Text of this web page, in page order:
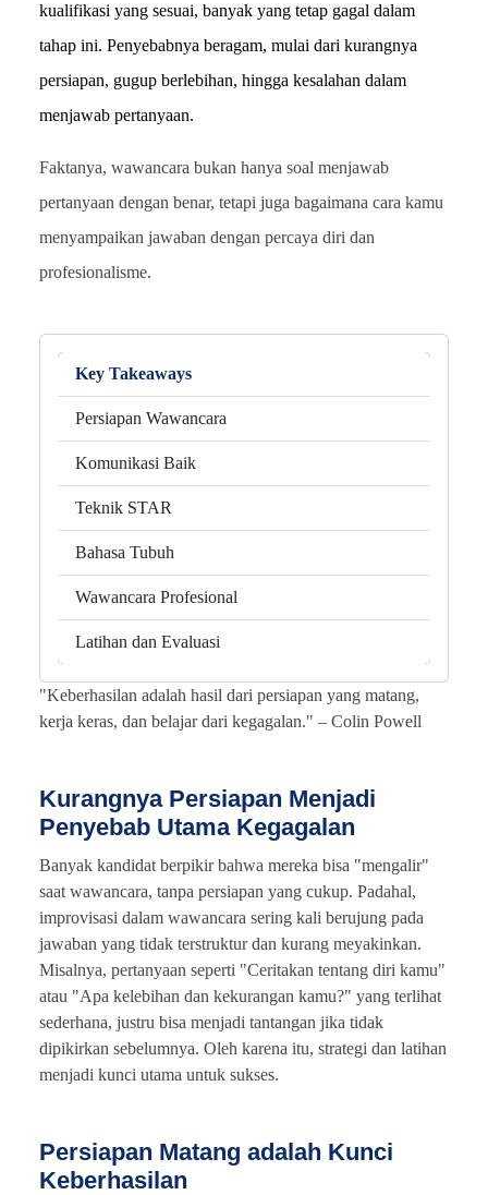
kualifikasi yang sesuai, banyak yang tetap gagal dalam
tahap ini. Penyebabnya beragam, mulai dari kurangnya
persiapan, gugup berlebihan, hingga kesalahan dalam
menjawab pertanyaan.
Faktanya, wawancara bukan hanya soal menjawab
pertanyaan dengan benar, tetapi juga bagaimana cara kamu
menyampaikan jawaban dengan percaya diri dan
profesionalisme.
Key Takeaways
Persiapan Wawancara
Komunikasi Baik
Teknik STAR
Bahasa Tubuh
Wawancara Profesional
Latihan dan Evaluasi
"Keberhasilan adalah hasil dari persiapan yang matang,
kerja keras, dan belajar dari kegagalan." – Colin Powell
Kurangnya Persiapan Menjadi
Penyebab Utama Kegagalan
Banyak kandidat berpikir bahwa mereka bisa "mengalir"
saat wawancara, tanpa persiapan yang cukup. Padahal,
improvisasi dalam wawancara sering kali berujung pada
jawaban yang tidak terstruktur dan kurang meyakinkan.
Misalnya, pertanyaan seperti "Ceritakan tentang diri kamu"
atau "Apa kelebihan dan kekurangan kamu?" yang terlihat
sederhana, justru bisa menjadi tantangan jika tidak
dipikirkan sebelumnya. Oleh karena itu, strategi dan latihan
menjadi kunci utama untuk sukses.
Persiapan Matang adalah Kunci
Keberhasilan